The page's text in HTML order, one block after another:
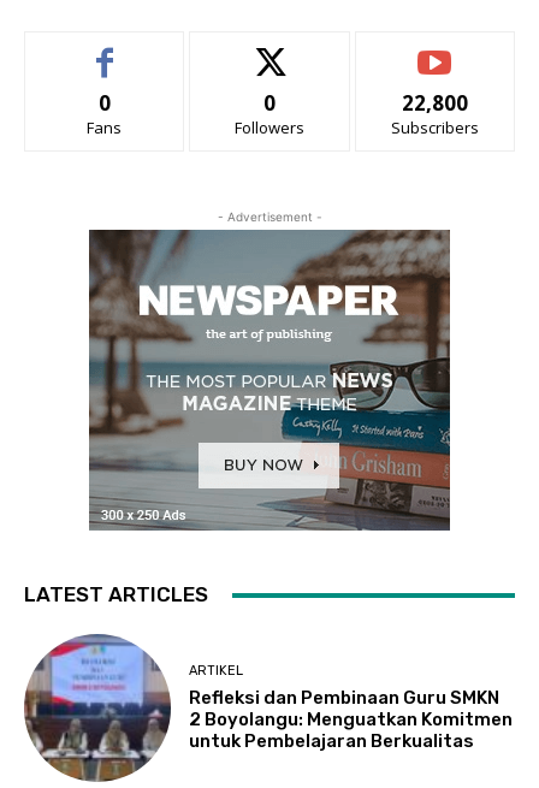
0
Fans
0
Followers
22,800
Subscribers
- Advertisement -
LATEST ARTICLES
ARTIKEL
Refleksi dan Pembinaan Guru SMKN
2 Boyolangu: Menguatkan Komitmen
untuk Pembelajaran Berkualitas